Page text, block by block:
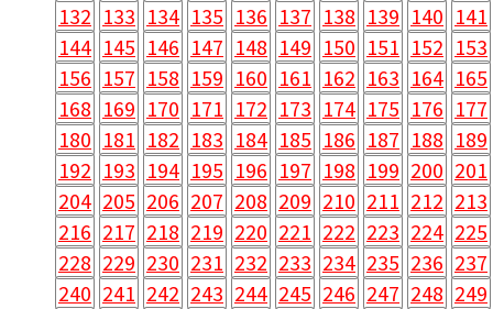
132 133 134 135 136 137 138 139 140 141
144 145 146 147 148 149 150 151 152 153
156 157 158 159 160 161 162 163 164 165
168 169 170 171 172 173 174 175 176 177
180 181 182 183 184 185 186 187 188 189
192 193 194 195 196 197 198 199 200 201
204 205 206 207 208 209 210 211 212 213
216 217 218 219 220 221 222 223 224 225
228 229 230 231 232 233 234 235 236 237
240 241 242 243 244 245 246 247 248 249